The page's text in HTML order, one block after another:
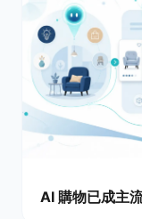
AI 購物已成主